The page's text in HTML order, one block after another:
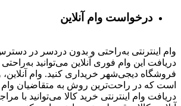
درخواست وام آنلاین
وام اینترنتی به‌راحتی و بدون دردسر در
دریافت این وام فوری آنلاین می‌توانید به‌راحتی
فروشگاه دیجی‌شهر خریداری کنید. وام
است که در راحت‌ترین روش به متقاضیان وام
دریافت وام اینترنتی خرید کالا می‌توانید با